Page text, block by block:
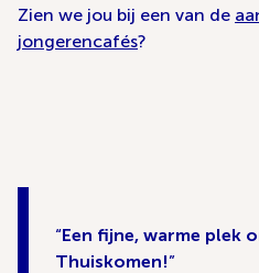
Zien we jou bij een van de
jongerencafés?
Een fijne, warme plek
Thuiskomen!